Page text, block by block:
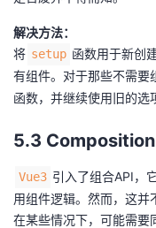
解决方法：
将 setup 函数用于新创
有组件。对于那些不需要
函数，并继续使用旧的选
5.3
Vue3 引入了组合API，
用组件逻辑。然而，这并
在某些情况下，可能需要